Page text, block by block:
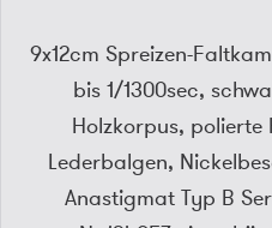
9x12cm Spreizen-
bis 1/1300sec,
Holzkorpus,
Lederbalgen,
Anastigmat Typ B